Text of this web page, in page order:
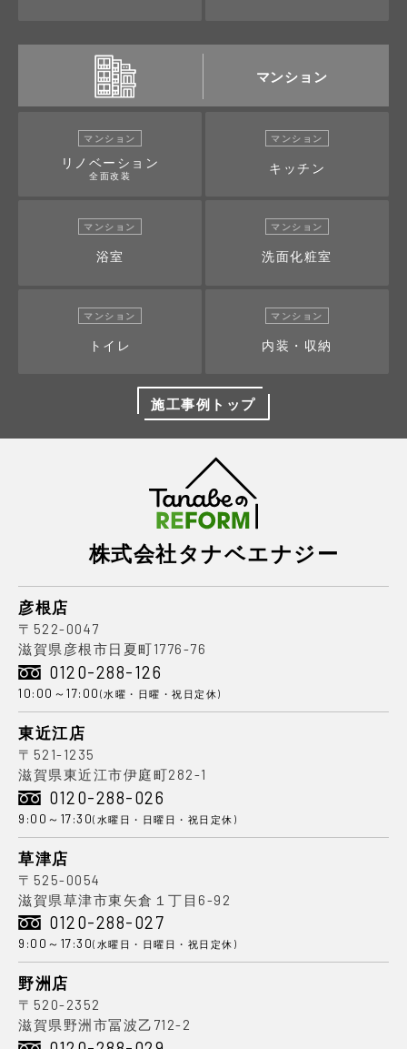
マンション
マンション
リノベーション
全面改装
マンション
キッチン
マンション
浴室
マンション
洗面化粧室
マンション
トイレ
マンション
内装・収納
施工事例トップ
株式会社タナベエナジー
彦根店
〒522-0047
滋賀県彦根市日夏町1776-76
0120-288-126
10:00～17:00 (水曜・日曜・祝日定休)
東近江店
〒521-1235
滋賀県東近江市伊庭町282-1
0120-288-026
9:00～17:30(水曜日・日曜日・祝日定休)
草津店
〒525-0054
滋賀県草津市東矢倉１丁目6-92
0120-288-027
9:00～17:30(水曜日・日曜日・祝日定休)
野洲店
〒520-2352
滋賀県野洲市冨波乙712-2